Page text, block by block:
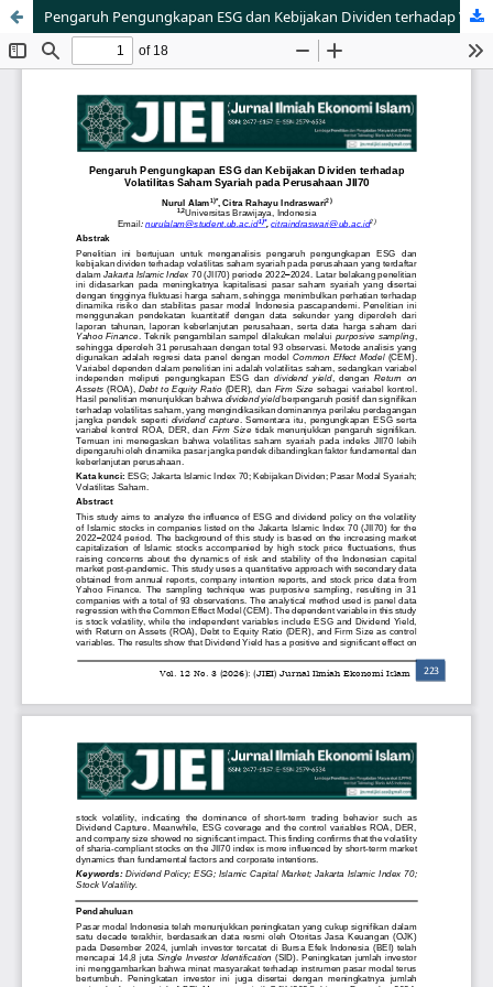
Pengaruh Pengungkapan ESG dan Kebijakan Dividen terhadap Volatilitas Saham Syariah pada Perusahaan JII70